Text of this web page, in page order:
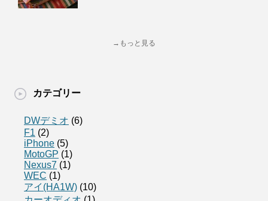
→もっと見る
カテゴリー
DWデミオ (6)
F1 (2)
iPhone (5)
MotoGP (1)
Nexus7 (1)
WEC (1)
アイ(HA1W) (10)